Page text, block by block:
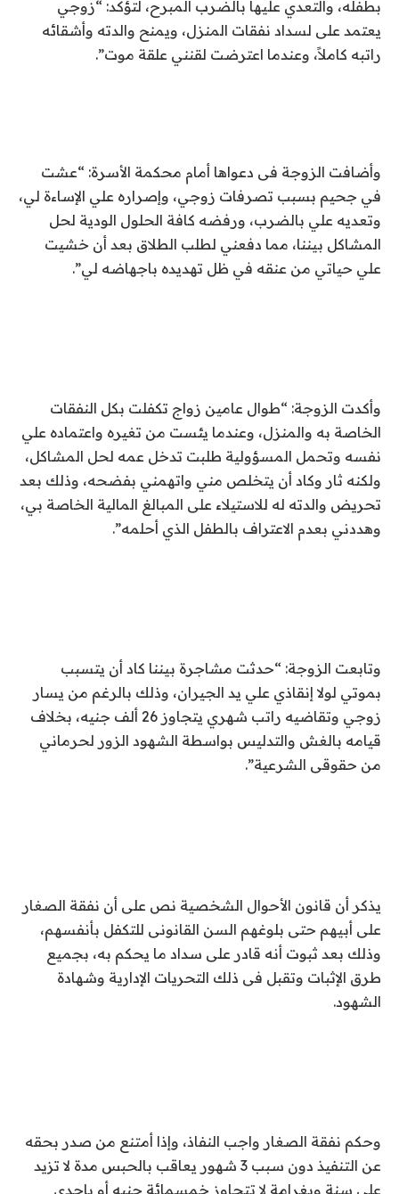
بطفله، والتعدي عليها بالضرب المبرح، لتؤكد: “زوجي
يعتمد على لسداد نفقات المنزل، ويمنح والدته وأشقائه
راتبه كاملاً، وعندما اعترضت لقنني علقة موت”.
وأضافت الزوجة فى دعواها أمام محكمة الأسرة: “عشت
في جحيم بسبب تصرفات زوجي، وإصراره علي الإساءة لي،
وتعديه علي بالضرب، ورفضه كافة الحلول الودية لحل
المشاكل بيننا، مما دفعني لطلب الطلاق بعد أن خشيت
علي حياتي من عنقه في ظل تهديده باجهاضه لي”.
وأكدت الزوجة: “طوال عامين زواج تكفلت بكل النفقات
الخاصة به والمنزل، وعندما يئست من تغيره واعتماده علي
نفسه وتحمل المسؤولية طلبت تدخل عمه لحل المشاكل،
ولكنه ثار وكاد أن يتخلص مني واتهمني بفضحه، وذلك بعد
تحريض والدته له للاستيلاء على المبالغ المالية الخاصة بي،
وهددني بعدم الاعتراف بالطفل الذي أحلمه”.
وتابعت الزوجة: “حدثت مشاجرة بيننا كاد أن يتسبب
بموتي لولا إنقاذي علي يد الجيران، وذلك بالرغم من يسار
زوجي وتقاضيه راتب شهري يتجاوز 26 ألف جنيه، بخلاف
قيامه بالغش والتدليس بواسطة الشهود الزور لحرماني
من حقوقى الشرعية”.
يذكر أن قانون الأحوال الشخصية نص على أن نفقة الصغار
على أبيهم حتى بلوغهم السن القانونى للتكفل بأنفسهم،
وذلك بعد ثبوت أنه قادر على سداد ما يحكم به، بجميع
طرق الإثبات وتقبل فى ذلك التحريات الإدارية وشهادة
الشهود.
وحكم نفقة الصغار واجب النفاذ، وإذا أمتنع من صدر بحقه
عن التنفيذ دون سبب 3 شهور يعاقب بالحبس مدة لا تزيد
على سنة وبغرامة لا تتجاوز خمسمائة جنيه أو بإحدى